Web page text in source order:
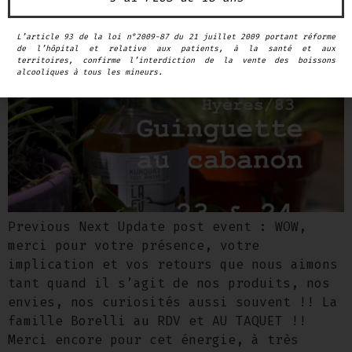
Previous Next Update post event : WOW,
merci pour votre présence, votre
implication et vos retours que nous aimons
tant quand il s’agit de nos produits, nos
envies, nos curiosités aussi souvent !! La
famille Borelli au RDV et AU TAQUET !!
Merci encore pour cet énergie, à très
L’article 93 de la loi n°2009-87 du 21 juillet 2009 portant réforme
de l’hôpital et relative aux patients, à la santé et aux
territoires, confirme l’interdiction de la vente des boissons
alcooliques à tous les mineurs.